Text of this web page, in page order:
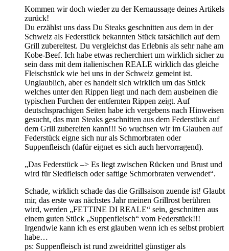
Kommen wir doch wieder zu der Kernaussage deines Artikels
zurück!
Du erzählst uns dass Du Steaks geschnitten aus dem in der
Schweiz als Federstück bekannten Stück tatsächlich auf dem
Grill zubereitest. Du vergleichst das Erlebnis als sehr nahe am
Kobe-Beef. Ich habe etwas recherchiert um wirklich sicher zu
sein dass mit dem italienischen REALE wirklich das gleiche
Fleischstück wie bei uns in der Schweiz gemeint ist.
Unglaublich, aber es handelt sich wirklich um das Stück
welches unter den Rippen liegt und nach dem ausbeinen die
typischen Furchen der entfernten Rippen zeigt. Auf
deutschsprachigen Seiten habe ich vergebens nach Hinweisen
gesucht, das man Steaks geschnitten aus dem Federstück auf
dem Grill zubereiten kann!!! So wuchsen wir im Glauben auf
Federstück eigne sich nur als Schmorbraten oder
Suppenfleisch (dafür eignet es sich auch hervorragend).
„Das Federstück –> Es liegt zwischen Rücken und Brust und
wird für Siedfleisch oder saftige Schmorbraten verwendet“.
Schade, wirklich schade das die Grillsaison zuende ist! Glaubt
mir, das erste was nächstes Jahr meinen Grillrost berühren
wird, werden „FETTINE DI REALE“ sein, geschnitten aus
einem guten Stück „Suppenfleisch“ vom Federstück!!!
Irgendwie kann ich es erst glauben wenn ich es selbst probiert
habe…
ps: Suppenfleisch ist rund zweidrittel günstiger als